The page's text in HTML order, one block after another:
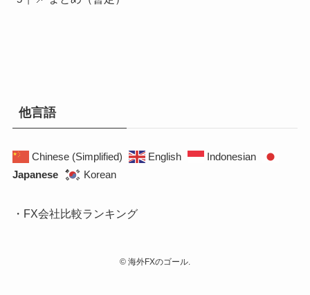
他言語
Chinese (Simplified) English
Indonesian
Japanese
Korean
・FX会社比較ランキング
© 海外FXのゴール.